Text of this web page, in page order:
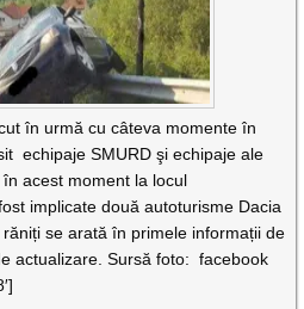
în urmă cu câteva momente în
echipaje SMURD şi echipaje ale
acest moment la locul
implicate două autoturisme Dacia
se arată în primele informații de
actualizare. Sursă foto: facebook